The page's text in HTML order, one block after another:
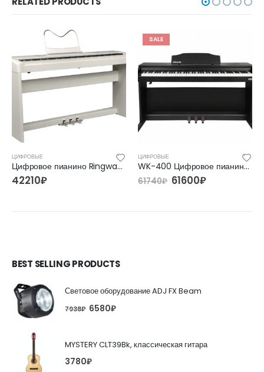
ЦИФРОВЫЕ
Цифровое пианино Ringway RP-35
42210₽
SALE
ЦИФРОВЫЕ
WK-400 Цифровое пианино на стойке с педалями, Nux Cherub
61740₽ 61600₽
BEST SELLING PRODUCTS
Световое оборудование ADJ FX Beam
7938₽ 6580₽
MYSTERY CLT39Bk, классическая гитара
3780₽